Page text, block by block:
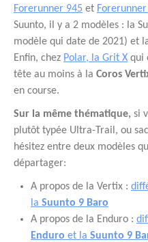
Forerunner 945 et
Suunto, il y a 2 modèles : la
modèle qui date de 2021) et
Enfin, chez Polar, la Grit X qui
tête au moins à la Coros
en course.
Sur la même thématique, si
plutôt typée Ultra-Trail, ou
hésitez entre deux modèles
départager:
A propos de la Vertix :
la Suunto 9 Baro
A propos de la Enduro :
Enduro et la Suunto 9